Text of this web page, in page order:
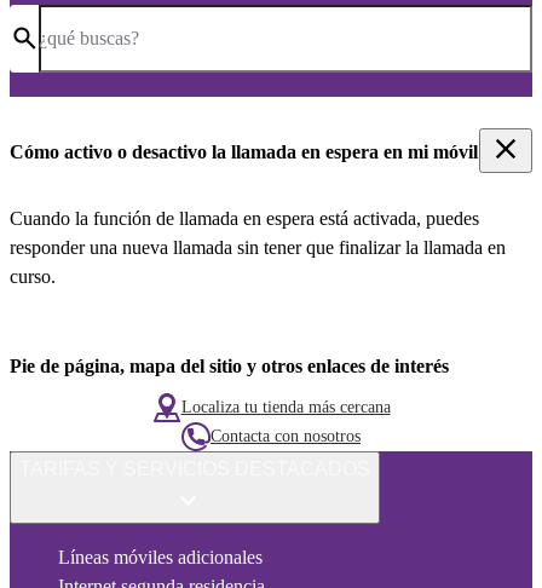
¿qué buscas?
Cómo activo o desactivo la llamada en espera en mi móvil
Cuando la función de llamada en espera está activada, puedes
responder una nueva llamada sin tener que finalizar la llamada en
curso.
Pie de página, mapa del sitio y otros enlaces de interés
Localiza tu tienda más cercana
Contacta con nosotros
Líneas móviles adicionales